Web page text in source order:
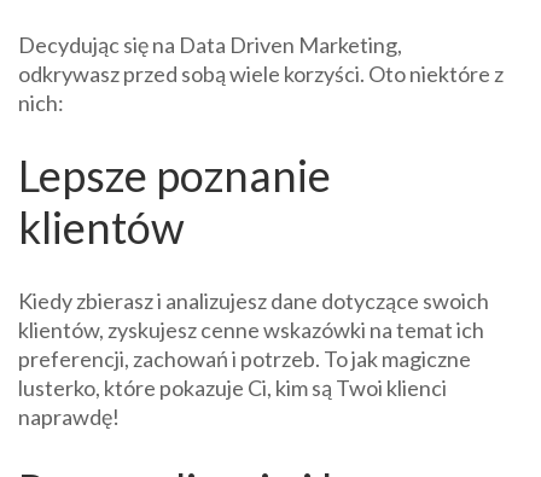
Decydując się na Data Driven Marketing,
odkrywasz przed sobą wiele korzyści. Oto niektóre z
nich:
Lepsze poznanie
klientów
Kiedy zbierasz i analizujesz dane dotyczące swoich
klientów, zyskujesz cenne wskazówki na temat ich
preferencji, zachowań i potrzeb. To jak magiczne
lusterko, które pokazuje Ci, kim są Twoi klienci
naprawdę!